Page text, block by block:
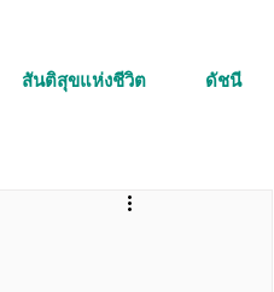
สันติสุขแห่งชีวิต ดัชนี